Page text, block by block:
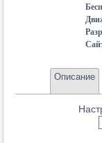
Описание
GeForce RTX
Radeon